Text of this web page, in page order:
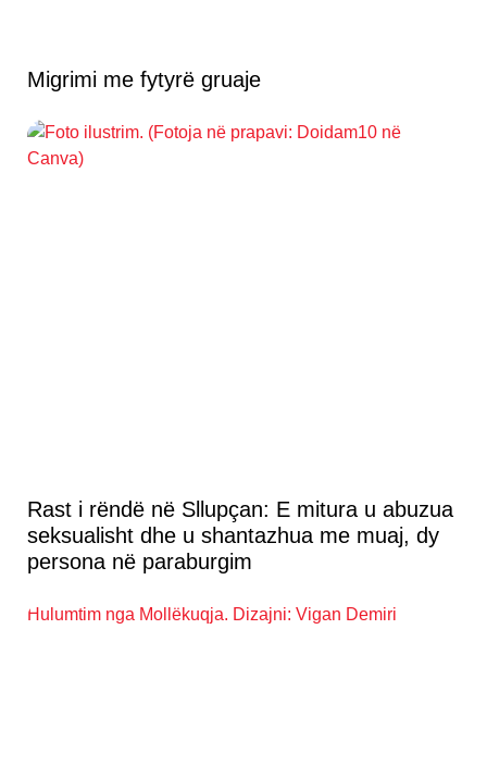
Migrimi me fytyrë gruaje
Rast i rëndë në Sllupçan: E mitura u abuzua
seksualisht dhe u shantazhua me muaj, dy
persona në paraburgim